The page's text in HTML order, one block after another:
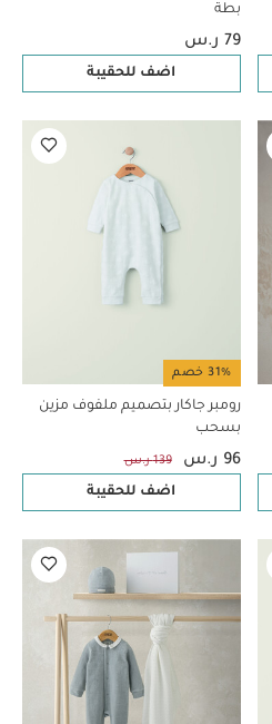
بطة
79 ر.س
اضف للحقيبة
31% خصم
رومبر جاكار بتصميم ملفوف مزين
بسحب
96 ر.س 139 ر.س
اضف للحقيبة